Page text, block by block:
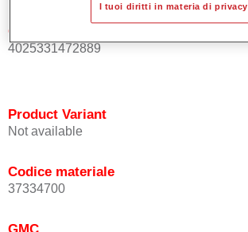
GMC
4025331472889
Product Variant
Not available
Codice materiale
37334700
I tuoi diritti in materia di privacy